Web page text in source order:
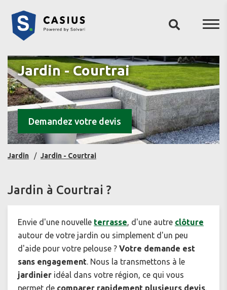
Jardin - Courtrai
Demandez votre devis
Jardin Jardin - Courtrai
Jardin à Courtrai ?
Envie d'une nouvelle terrasse, d'une autre clôture
autour de votre jardin ou simplement d'un peu
d'aide pour votre pelouse ? Votre demande est
sans engagement. Nous la transmettons à le
jardinier idéal dans votre région, ce qui vous
permet de comparer rapidement plusieurs devis.